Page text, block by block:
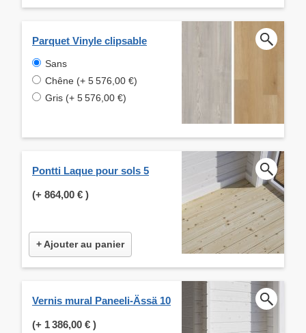
Parquet Vinyle clipsable
Sans
Chêne (+ 5 576,00 €)
Gris (+ 5 576,00 €)
Pontti Laque pour sols 5
(+ 864,00 € )
+ Ajouter au panier
Vernis mural Paneeli-Ässä 10
(+ 1 386,00 € )